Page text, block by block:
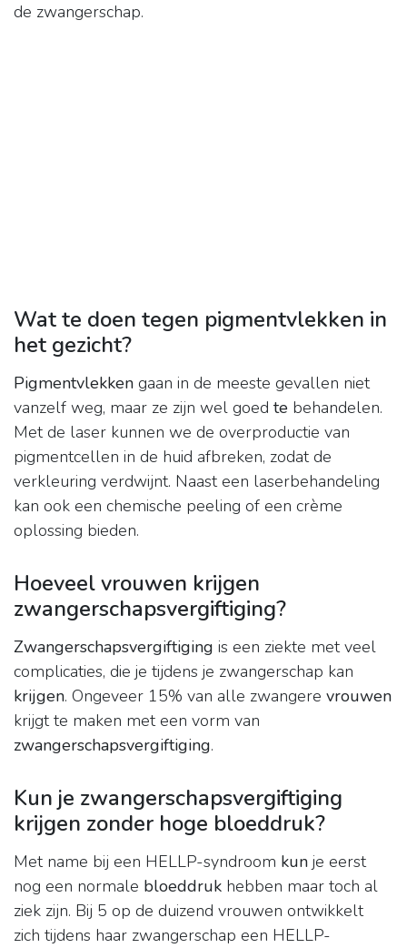
de zwangerschap.
Wat te doen tegen pigmentvlekken in
het gezicht?
Pigmentvlekken gaan in de meeste gevallen niet
vanzelf weg, maar ze zijn wel goed te behandelen.
Met de laser kunnen we de overproductie van
pigmentcellen in de huid afbreken, zodat de
verkleuring verdwijnt. Naast een laserbehandeling
kan ook een chemische peeling of een crème
oplossing bieden.
Hoeveel vrouwen krijgen
zwangerschapsvergiftiging?
Zwangerschapsvergiftiging is een ziekte met veel
complicaties, die je tijdens je zwangerschap kan
krijgen. Ongeveer 15% van alle zwangere vrouwen
krijgt te maken met een vorm van
zwangerschapsvergiftiging.
Kun je zwangerschapsvergiftiging
krijgen zonder hoge bloeddruk?
Met name bij een HELLP-syndroom kun je eerst
nog een normale bloeddruk hebben maar toch al
ziek zijn. Bij 5 op de duizend vrouwen ontwikkelt
zich tijdens haar zwangerschap een HELLP-